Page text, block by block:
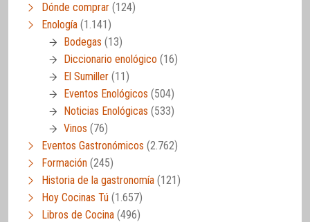
Dónde comprar (124)
Enología (1.141)
Bodegas (13)
Diccionario enológico (16)
El Sumiller (11)
Eventos Enológicos (504)
Noticias Enológicas (533)
Vinos (76)
Eventos Gastronómicos (2.762)
Formación (245)
Historia de la gastronomía (121)
Hoy Cocinas Tú (1.657)
Libros de Cocina (496)